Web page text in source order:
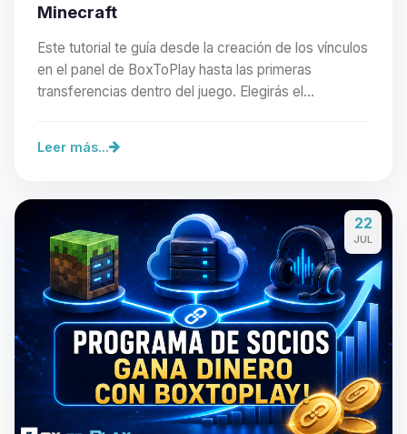
Minecraft
Este tutorial te guía desde la creación de los vínculos
en el panel de BoxToPlay hasta las primeras
transferencias dentro del juego. Elegirás el…
Leer más...
22
JUL
Yupi, por fin alguien con quien
hablar! Soy Choupy, tu pequeno
asistente de BoxToPlay. Cuentame
que necesitas y moveré mis
pequenos circuitos para ayudarte.
06/08/2026 08:37